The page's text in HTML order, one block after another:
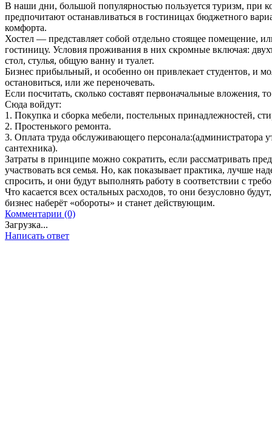
В наши дни, большой популярностью пользуется туризм, при
предпочитают останавливаться в гостиницах бюджетного
комфорта.
Хостел — представляет собой отдельно стоящее помещение,
гостиницу. Условия проживания в них скромные включая:
стол, стулья, общую ванну и туалет.
Бизнес прибыльный, и особенно он привлекает студентов, и
остановиться, или же переночевать.
Если посчитать, сколько составят первоначальные вложения,
Сюда войдут:
1. Покупка и сборка мебели, постельных принадлежностей,
2. Простенького ремонта.
3. Оплата труда обслуживающего персонала:(администратора
сантехника).
Затраты в принципе можно сократить, если рассматривать
участвовать вся семья. Но, как показывает практика, лучше
спросить, и они будут выполнять работу в соответствии с
Что касается всех остальных расходов, то они безусловно
бизнес наберёт «обороты» и станет действующим.
Комментарии (0)
Загрузка...
Написать ответ